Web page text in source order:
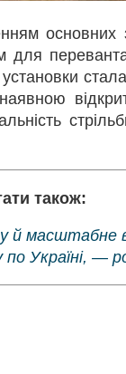
основних
установки
також:
й масштабне
Україні, —